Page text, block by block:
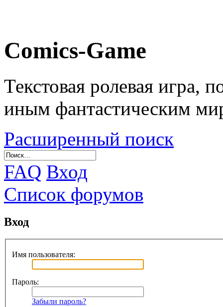
Comics-Game
Текстовая ролевая игра,
иным фантастическим
Расширенный поиск
FAQ Вход
Список форумов
Вход
Имя пользователя:
Пароль:
Забыли пароль?